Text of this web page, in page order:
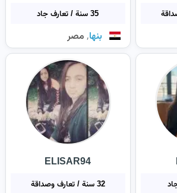
35 سنة / تعارف جاد
بنها, مصر
ELISAR94
32 سنة / تعارف وصداقة